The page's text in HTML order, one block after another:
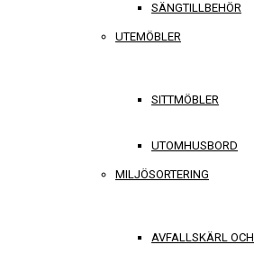
SÄNGTILLBEHÖR
UTEMÖBLER
SITTMÖBLER
UTOMHUSBORD
MILJÖSORTERING
AVFALLSKÄRL OCH